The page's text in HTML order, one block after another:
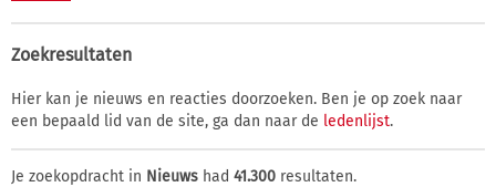
Zoekresultaten
Hier kan je nieuws en reacties doorzoeken. Ben je op zoek naar
een bepaald lid van de site, ga dan naar de ledenlijst.
Je zoekopdracht in Nieuws had 41.300 resultaten.